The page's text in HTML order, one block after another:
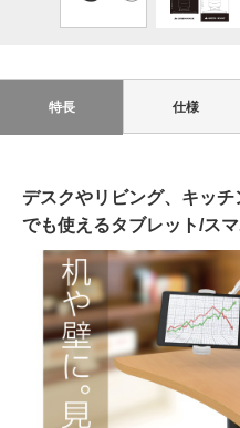
特長 仕様
デスクやリビング、キッ
でも使えるタブレット/ス